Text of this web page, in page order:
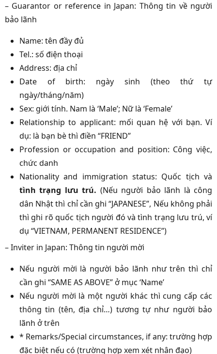
– Guarantor or reference in Japan: Thông tin về người
bảo lãnh
Name: tên đầy đủ
Tel.: số điện thoại
Address: địa chỉ
Date of birth: ngày sinh (theo thứ tự
ngày/tháng/năm)
Sex: giới tính. Nam là ‘Male’; Nữ là ‘Female’
Relationship to applicant: mối quan hệ với bạn. Ví
dụ: là bạn bè thì điền “FRIEND”
Profession or occupation and position: Công việc,
chức danh
Nationality and immigration status: Quốc tịch và
tình trạng lưu trú. (Nếu người bảo lãnh là công
dân Nhật thì chỉ cần ghi “JAPANESE”, Nếu không phải
thì ghi rõ quốc tịch người đó và tình trạng lưu trú, ví
dụ “VIETNAM, PERMANENT RESIDENCE”)
– Inviter in Japan: Thông tin người mời
Nếu người mời là người bảo lãnh như trên thì chỉ
cần ghi “SAME AS ABOVE” ở mục ‘Name’
Nếu người mời là một người khác thì cung cấp các
thông tin (tên, địa chỉ…) tương tự như người bảo
lãnh ở trên
* Remarks/Special circumstances, if any: trường hợp
đặc biệt nếu có (trường hợp xem xét nhân đạo)